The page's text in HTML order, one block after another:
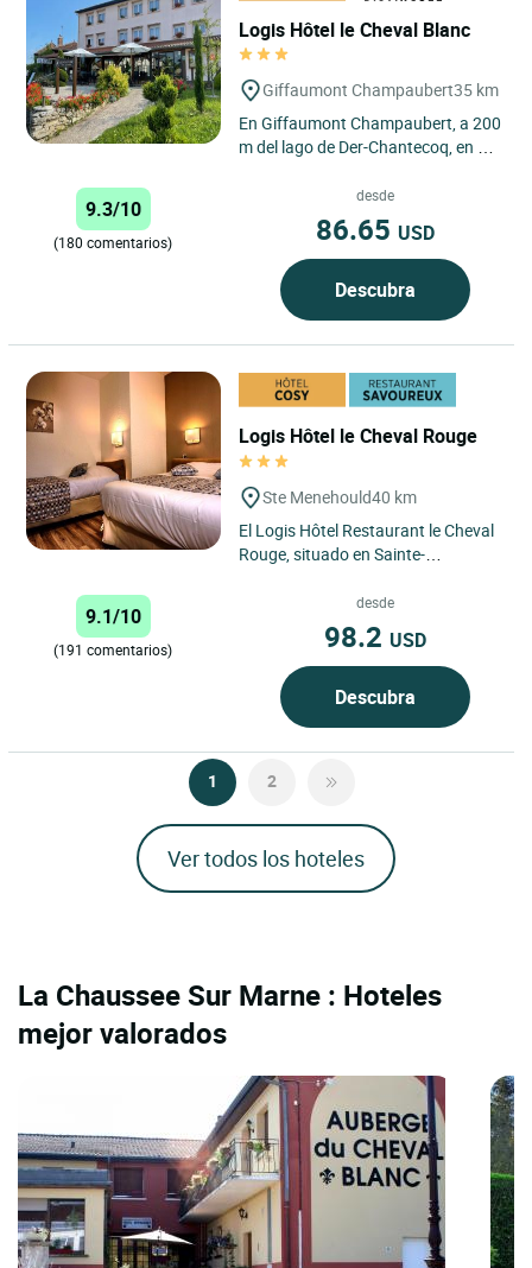
Logis Hôtel le Cheval Blanc
Giffaumont Champaubert35 km
En Giffaumont Champaubert, a 200
m del lago de Der-Chantecoq, en un
9.3/10
(180 comentarios)
desde
86.65 USD
Descubra
Logis Hôtel le Cheval Rouge
Ste Menehould40 km
El Logis Hôtel Restaurant le Cheval
Rouge, situado en Sainte-
región de Champaña-Ardenas,...
9.1/10
(191 comentarios)
desde
98.2 USD
Descubra
1 2
Ver todos los hoteles
La Chaussee Sur Marne : Hoteles
mejor valorados